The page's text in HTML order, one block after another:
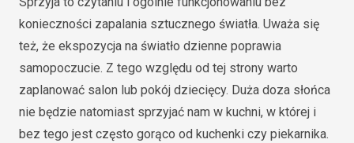
konieczności zapalania sztucznego światła. Uważa się
też, że ekspozycja na światło dzienne poprawia
samopoczucie. Z tego względu od tej strony warto
zaplanować salon lub pokój dziecięcy. Duża doza słońca
nie będzie natomiast sprzyjać nam w kuchni, w której i
bez tego jest często gorąco od kuchenki czy piekarnika.